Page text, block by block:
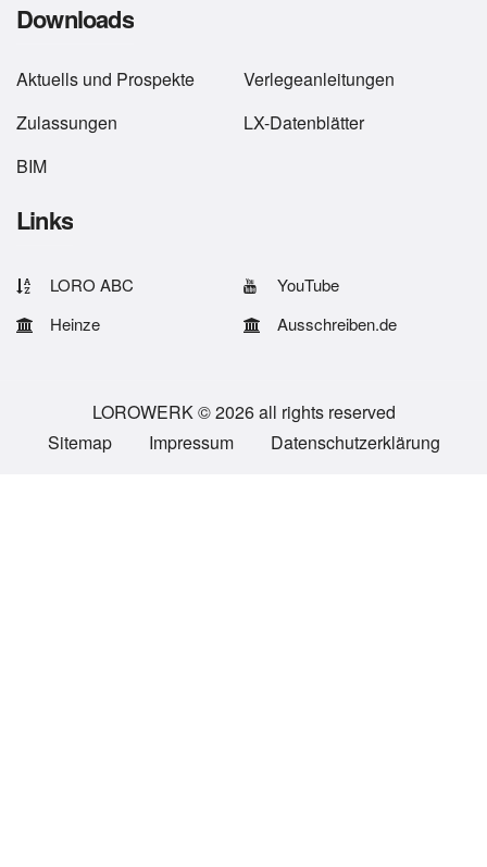
Downloads
Aktuells und Prospekte
Verlegeanleitungen
Zulassungen
LX-Datenblätter
BIM
Links
LORO ABC
YouTube
Heinze
Ausschreiben.de
LOROWERK © 2026 all rights reserved
Sitemap
Impressum Datenschutzerklärung